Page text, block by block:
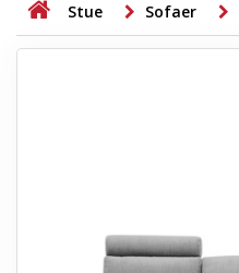
STUE
Stue Sofaer